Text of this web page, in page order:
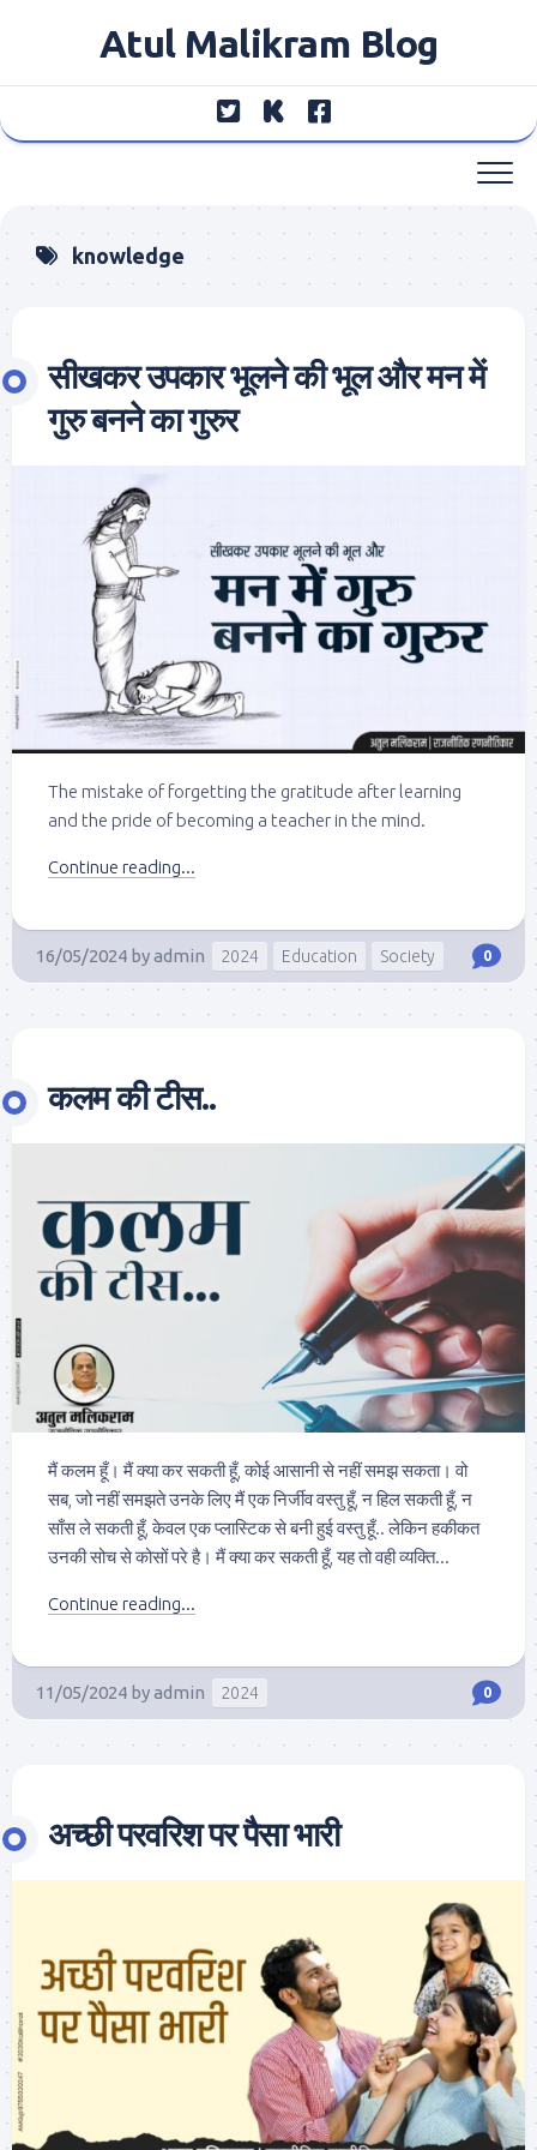
Atul Malikram Blog
knowledge
सीखकर उपकार भूलने की भूल और मन में
गुरु बनने का गुरुर
The mistake of forgetting the gratitude after learning
and the pride of becoming a teacher in the mind.
Continue reading...
16/05/2024 byadmin 2024 Education Society 0
कलम की टीस..
मैं कलम हूँ। मैं क्या कर सकती हूँ, कोई आसानी से नहीं समझ सकता। वो
सब, जो नहीं समझते उनके लिए मैं एक निर्जीव वस्तु हूँ, न हिल सकती हूँ, न
साँस ले सकती हूँ, केवल एक प्लास्टिक से बनी हुई वस्तु हूँ.. लेकिन हकीकत
उनकी सोच से कोसों परे है। मैं क्या कर सकती हूँ, यह तो वही व्यक्ति...
Continue reading...
11/05/2024 byadmin 2024 0
अच्छी परवरिश पर पैसा भारी